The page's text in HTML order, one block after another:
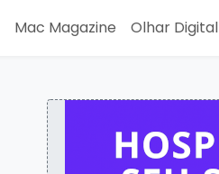
Mac Magazine Olhar Digital